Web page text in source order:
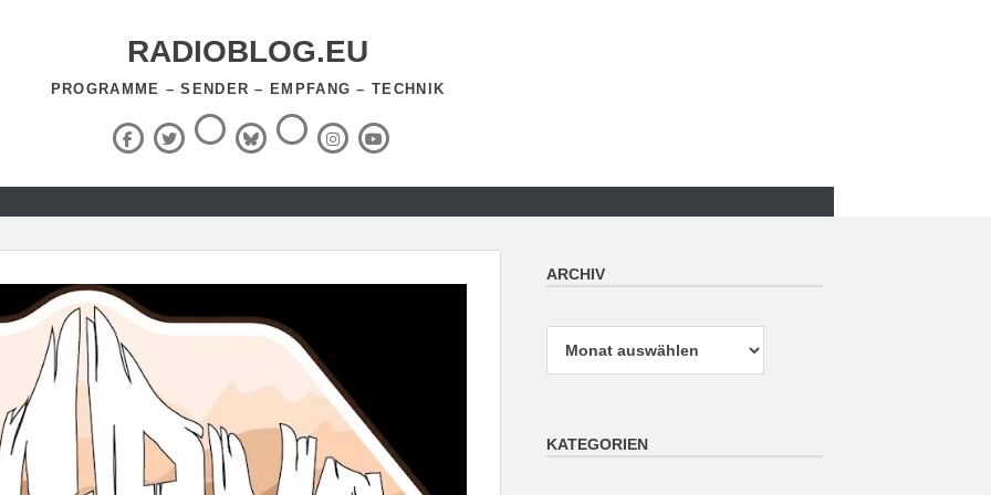
RADIOBLOG.EU
PROGRAMME – SENDER – EMPFANG – TECHNIK
Facebook
X
(Twitter)
ThreadsBlueSky
RSS-
Feed InstagramYouTube
ARCHIV
KATEGORIEN